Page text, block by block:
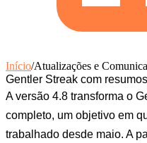
Início/Atualizações e
Gentler Streak com
A versão 4.8 transforma o
completo, um objetivo em
trabalhado desde maio. A